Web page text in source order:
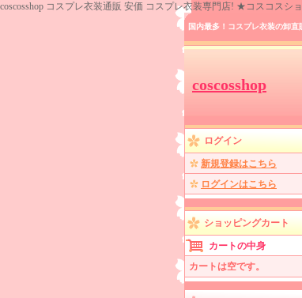
coscosshop コスプレ衣装通販 安価 コスプレ衣装専門店! ★コスコスシ
国内最多！コスプレ衣装の卸
coscosshop
ログイン
新規登録はこちら
ログインはこちら
ショッピングカート
カートの中身
カートは空です。